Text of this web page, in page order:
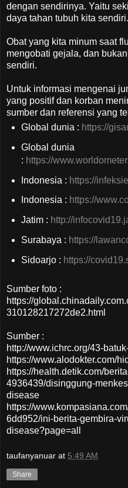
dengan sendirinya. Yaitu
daya tahan tubuh kita sendiri.
Obat yang kita minum saat
mengobati gejala, dan
sendiri.
Untuk informasi mengenai
yang positif dan korban
sumber dan referensi yang
Global dunia : https://
Global dunia
: https://
Indonesia : https://
Indonesia : https://
Jatim : http://
Surabaya : https://
Sidoarjo : https://
Sumber foto :
https://
310128217272de2.html
Sumber :
http://www.ichrc.org/43-
https://www.alodokter.com/
https://health.detik.com/
4936439/disinggung-
disease
https://
6dd952/ini-berita-gembira-
disease?page=all
taufanyanuar at 5:49 AM
Share